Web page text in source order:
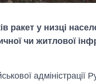
ракет у низці
чи житлової
адміністрації